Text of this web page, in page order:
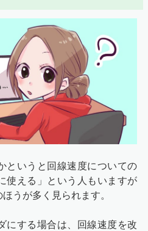
というと回線速度についての
使える」という人もいますが
ほうが多く見られます。
にする場合は、回線速度を改